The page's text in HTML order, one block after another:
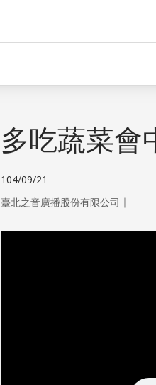
多吃蔬菜會
104/09/21
臺北之音廣播股份有限公司 ｜